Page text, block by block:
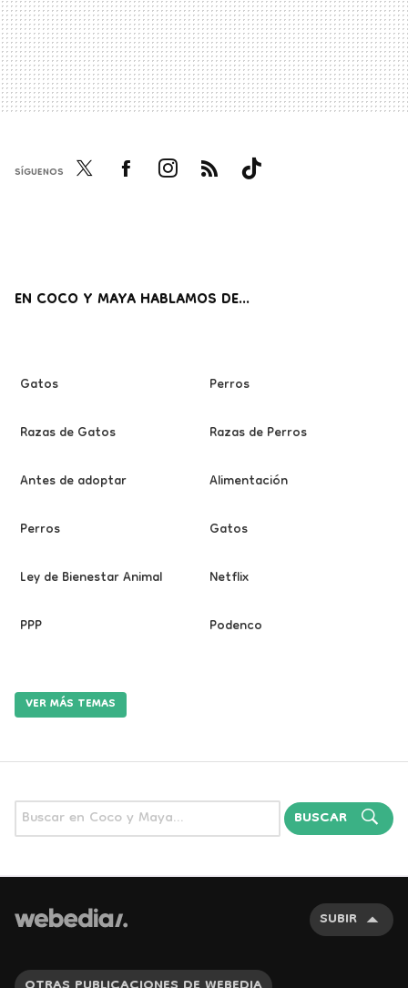
SÍGUENOS
EN COCO Y MAYA HABLAMOS DE...
Gatos
Perros
Razas de Gatos
Razas de Perros
Antes de adoptar
Alimentación
Perros
Gatos
Ley de Bienestar Animal
Netflix
PPP
Podenco
VER MÁS TEMAS
BUSCAR
SUBIR